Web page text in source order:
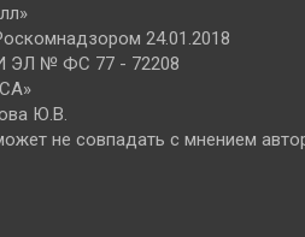
24.01.2018
ЭЛ № ФС 77 - 72208
Ю.В.
не совпадать с мнением